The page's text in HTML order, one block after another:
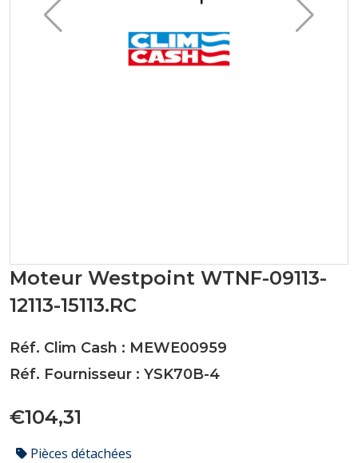
Moteur Westpoint WTNF-09113-
12113-15113.RC
Réf. Clim Cash : MEWE00959
Réf. Fournisseur : YSK70B-4
€104,31
Pièces détachées